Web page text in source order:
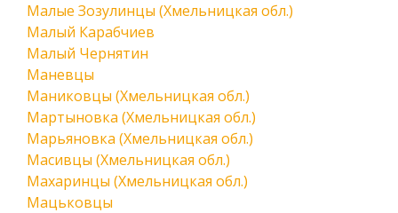
Малые Зозулинцы (Хмельницкая обл.)
Малый Карабчиев
Малый Чернятин
Маневцы
Маниковцы (Хмельницкая обл.)
Мартыновка (Хмельницкая обл.)
Марьяновка (Хмельницкая обл.)
Масивцы (Хмельницкая обл.)
Махаринцы (Хмельницкая обл.)
Мацьковцы